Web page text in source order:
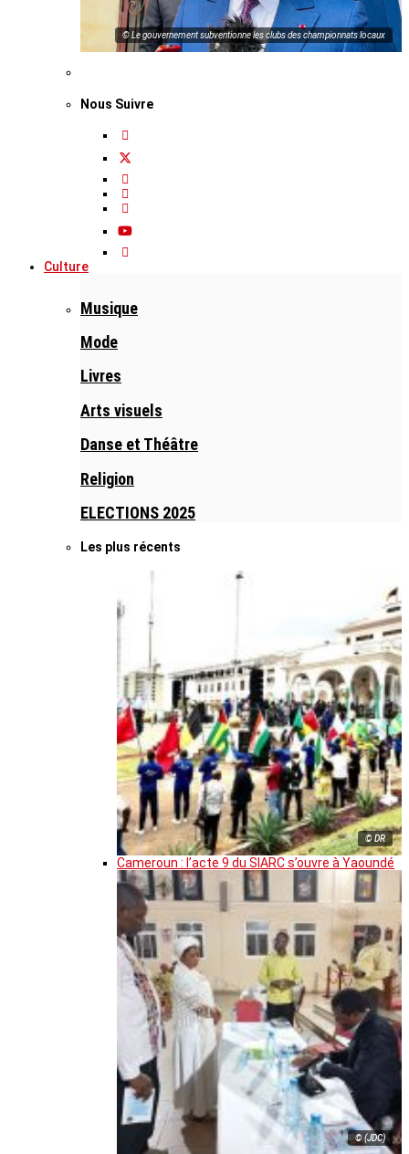
© Le gouvernement subventionne les clubs des championnats locaux
Nous Suivre
Culture
Musique
Mode
Livres
Arts visuels
Danse et Théâtre
Religion
ELECTIONS 2025
Les plus récents
© DR
Cameroun : l’acte 9 du SIARC s’ouvre à Yaoundé
© (JDC)